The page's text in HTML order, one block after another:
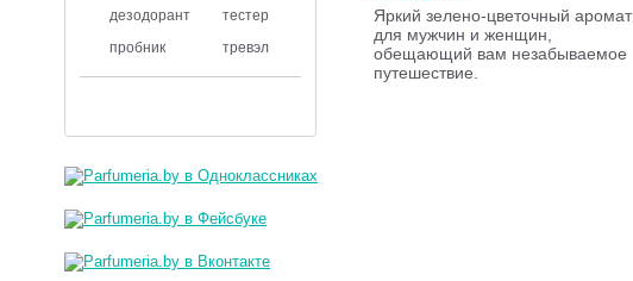
Яркий зелено-цветочный аромат
для мужчин и женщин,
обещающий вам незабываемое
путешествие.
дезодорант
тестер
пробник
тревэл